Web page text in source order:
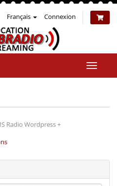
Français Connexion
la
Radio Wordpress +